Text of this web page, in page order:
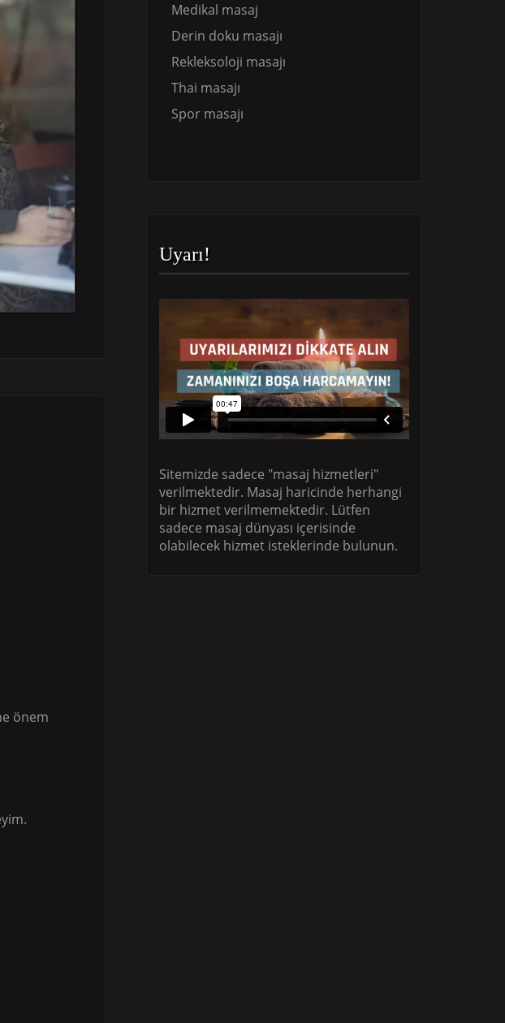
önem
Medikal masaj
Derin doku masajı
Rekleksoloji masajı
Thai masajı
Spor masajı
Uyarı!
Sitemizde sadece "masaj hizmetleri"
verilmektedir. Masaj haricinde herhangi
bir hizmet verilmemektedir. Lütfen
sadece masaj dünyası içerisinde
olabilecek hizmet isteklerinde bulunun.